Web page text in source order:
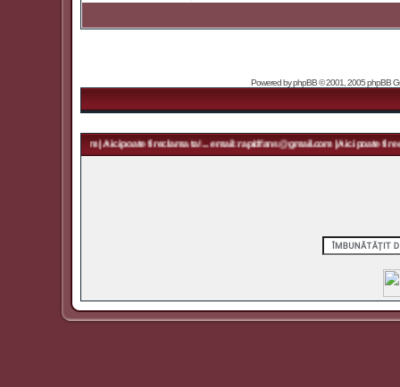
Powered byphpBB© 2001, 2005 phpBB
| Aici poate fi reclama ta! ... email: rapidfans@gmail.com | Aici poate fi